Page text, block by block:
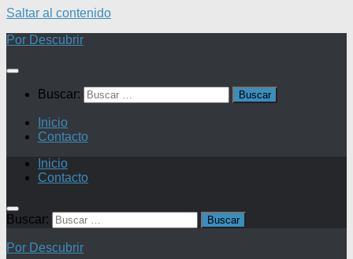
Saltar al contenido
Por Descubrir
Buscar:
Inicio
Contacto
Inicio
Contacto
Buscar:
Por Descubrir